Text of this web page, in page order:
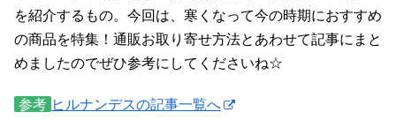
を紹介するもの。今回は、寒くなって今の時期におすすめ
の商品を特集！通販お取り寄せ方法とあわせて記事にまと
めましたのでぜひ参考にしてくださいね☆
参考 ヒルナンデスの記事一覧へ